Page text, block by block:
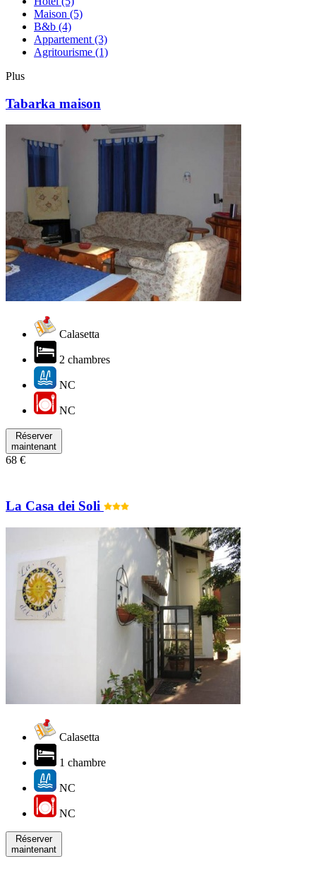
Maison (5)
B&b (4)
Appartement (3)
Agritourisme (1)
Plus
Tabarka maison
Calasetta
2 chambres
NC
NC
Réserver
maintenant
68 €
La Casa dei Soli
Calasetta
1 chambre
NC
NC
Réserver
maintenant